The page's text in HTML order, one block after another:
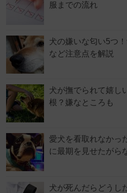
服までの流れ
犬の嫌いな匂い5つ
など注意点を解説
犬が撫でられて嬉し
根？嫌なところも
愛犬を看取れなかっ
に最期を見せたがら
犬が死んだらどうし